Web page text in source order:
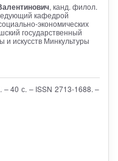
, канд. филол.
кафедрой
экономических
государственный
и искусств Минкультуры
– 40 с. – ISSN 2713-1688. –